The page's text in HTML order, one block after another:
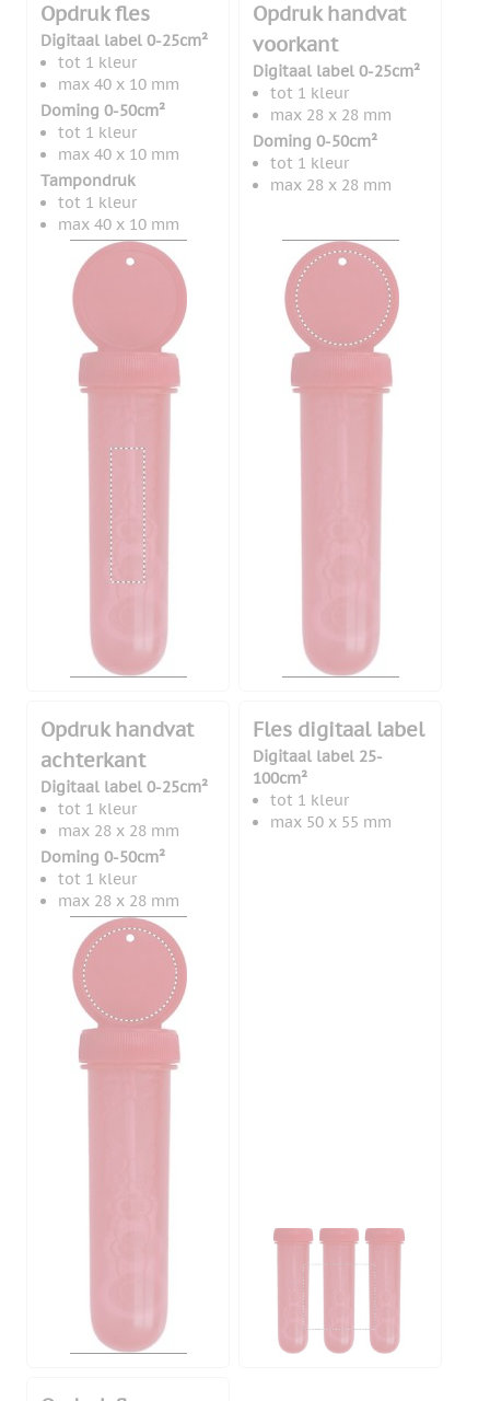
Opdruk fles
Digitaal label 0-25cm²
tot 1 kleur
max 40 x 10 mm
Doming 0-50cm²
tot 1 kleur
max 40 x 10 mm
Tampondruk
tot 1 kleur
max 40 x 10 mm
Opdruk handvat
voorkant
Digitaal label 0-25cm²
tot 1 kleur
max 28 x 28 mm
Doming 0-50cm²
tot 1 kleur
max 28 x 28 mm
Opdruk handvat
achterkant
Digitaal label 0-25cm²
tot 1 kleur
max 28 x 28 mm
Doming 0-50cm²
tot 1 kleur
max 28 x 28 mm
Fles digitaal label
Digitaal label 25-
100cm²
tot 1 kleur
max 50 x 55 mm